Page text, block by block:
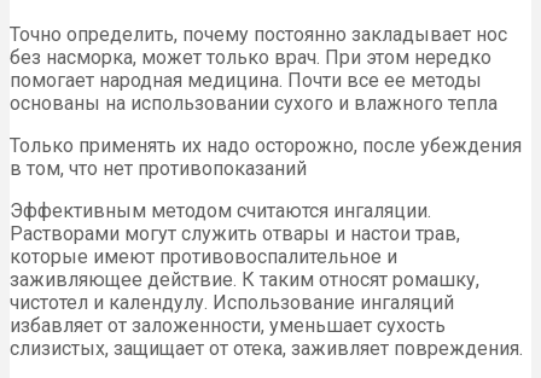
Точно определить, почему постоянно закладывает нос
без насморка, может только врач. При этом нередко
помогает народная медицина. Почти все ее методы
основаны на использовании сухого и влажного тепла
Только применять их надо осторожно, после убеждения
в том, что нет противопоказаний
Эффективным методом считаются ингаляции.
Растворами могут служить отвары и настои трав,
которые имеют противовоспалительное и
заживляющее действие. К таким относят ромашку,
чистотел и календулу. Использование ингаляций
избавляет от заложенности, уменьшает сухость
слизистых, защищает от отека, заживляет повреждения.